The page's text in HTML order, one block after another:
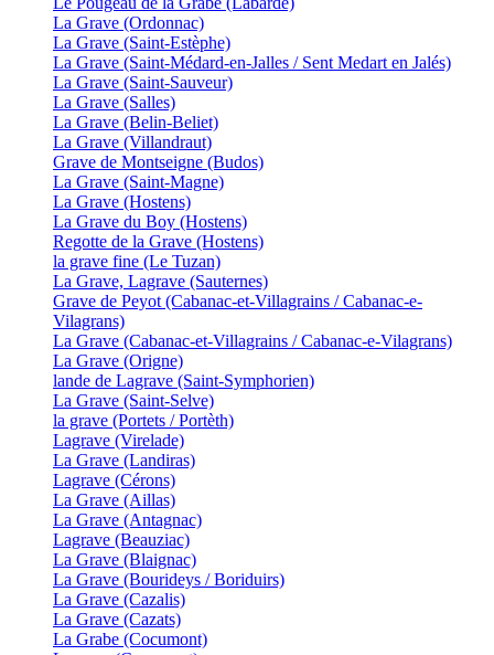
La Grave (Ordonnac)
La Grave (Saint-Estèphe)
La Grave (Saint-Médard-en-Jalles / Sent Medart en Jalés)
La Grave (Saint-Sauveur)
La Grave (Salles)
La Grave (Belin-Beliet)
La Grave (Villandraut)
Grave de Montseigne (Budos)
La Grave (Saint-Magne)
La Grave (Hostens)
La Grave du Boy (Hostens)
Regotte de la Grave (Hostens)
la grave fine (Le Tuzan)
La Grave, Lagrave (Sauternes)
Grave de Peyot (Cabanac-et-Villagrains / Cabanac-e-
Vilagrans)
La Grave (Cabanac-et-Villagrains / Cabanac-e-Vilagrans)
La Grave (Origne)
lande de Lagrave (Saint-Symphorien)
La Grave (Saint-Selve)
la grave (Portets / Portèth)
Lagrave (Virelade)
La Grave (Landiras)
Lagrave (Cérons)
La Grave (Aillas)
La Grave (Antagnac)
Lagrave (Beauziac)
La Grave (Blaignac)
La Grave (Bourideys / Boriduirs)
La Grave (Cazalis)
La Grave (Cazats)
La Grabe (Cocumont)